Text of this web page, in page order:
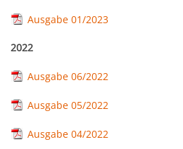
Ausgabe 01/2023
2022
Ausgabe 06/2022
Ausgabe 05/2022
Ausgabe 04/2022